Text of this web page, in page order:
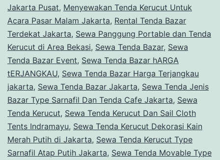
Jakarta Pusat, Menyewakan Tenda Kerucut Untuk
Acara Pasar Malam Jakarta, Rental Tenda Bazar
Terdekat Jakarta, Sewa Panggung Portable dan Tenda
Kerucut di Area Bekasi, Sewa Tenda Bazar, Sewa
Tenda Bazar Event, Sewa Tenda Bazar hARGA
tERJANGKAU, Sewa Tenda Bazar Harga Terjangkau
jakarta, Sewa Tenda Bazar Jakarta, Sewa Tenda Jenis
Bazar Type Sarnafil Dan Tenda Cafe Jakarta, Sewa
Tenda Kerucut, Sewa Tenda Kerucut Dan Sail Cloth
Tents Indramayu, Sewa Tenda Kerucut Dekorasi Kain
Merah Putih di Jakarta, Sewa Tenda Kerucut Type
Sarnafil Atap Putih Jakarta, Sewa Tenda Movable Type